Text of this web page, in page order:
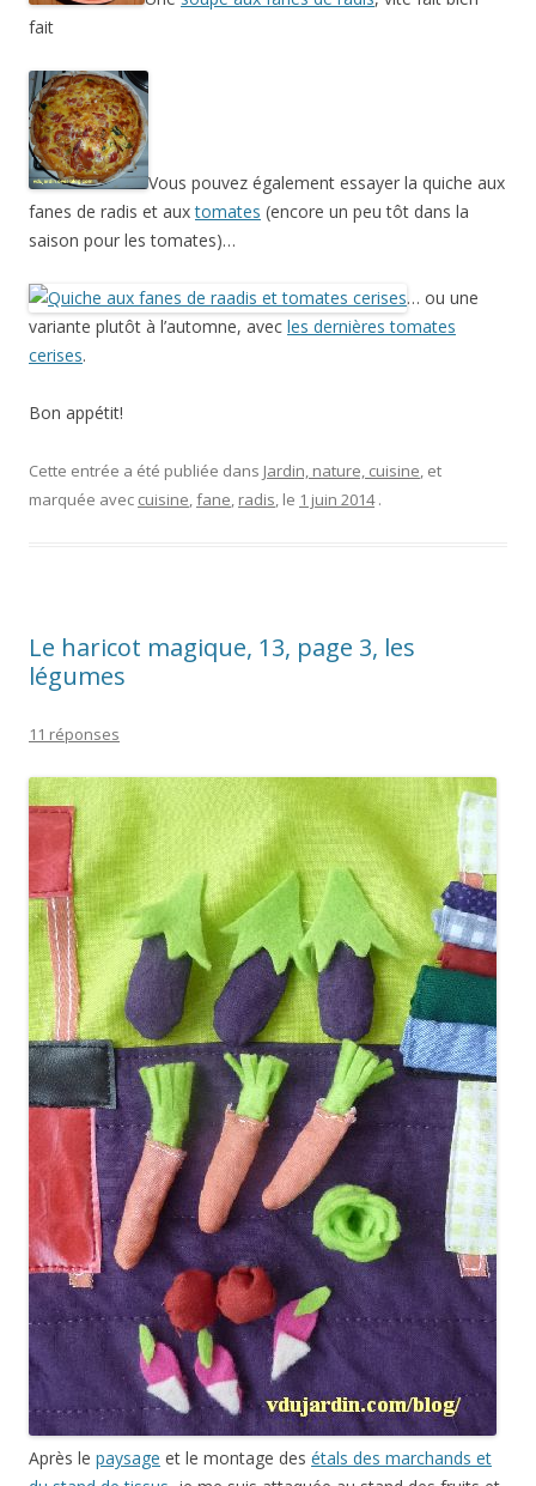
fait
Vous pouvez également essayer la quiche aux
fanes de radis et auxtomates (encore un peu tôt dans la
saison pour les tomates)…
… ou une
variante plutôt à l’automne, avec les dernières tomates
cerises.
Bon appétit!
Cette entrée a été publiée dans Jardin, nature, cuisine, et
marquée avec cuisine,fane, radis, le 1 juin 2014 .
Le haricot magique, 13, page 3, les
légumes
11 réponses
Après le paysage et le montage des étals des marchands et